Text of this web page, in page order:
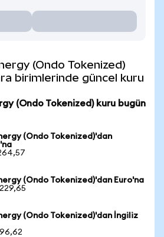
(Ondo Tokenized)
birimlerinde güncel kuru
(Ondo Tokenized) kuru bugün
(Ondo Tokenized)'dan
(Ondo Tokenized)'dan Euro'na
(Ondo Tokenized)'dan İngiliz